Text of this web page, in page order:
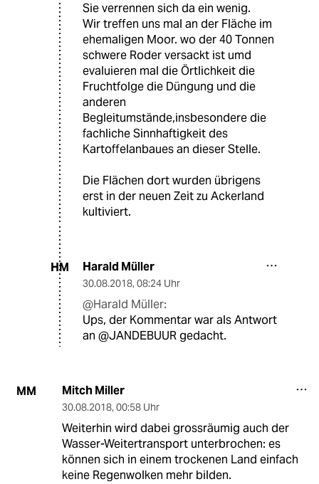
Sie verrennen sich da ein wenig.
Wir treffen uns mal an der Fläche im
ehemaligen Moor. wo der 40 Tonnen
schwere Roder versackt ist umd
evaluieren mal die Örtlichkeit die
Fruchtfolge die Düngung und die
anderen
Begleitumstände,insbesondere die
fachliche Sinnhaftigkeit des
Kartoffelanbaues an dieser Stelle.
Die Flächen dort wurden übrigens
erst in der neuen Zeit zu Ackerland
kultiviert.
HM Harald Müller
30.08.2018, 08:24 Uhr
@Harald Müller:
Ups, der Kommentar war als Antwort
an @JANDEBUUR gedacht.
MM Mitch Miller
30.08.2018, 00:58 Uhr
Weiterhin wird dabei grossräumig auch der
Wasser-Weitertransport unterbrochen: es
können sich in einem trockenen Land einfach
keine Regenwolken mehr bilden.